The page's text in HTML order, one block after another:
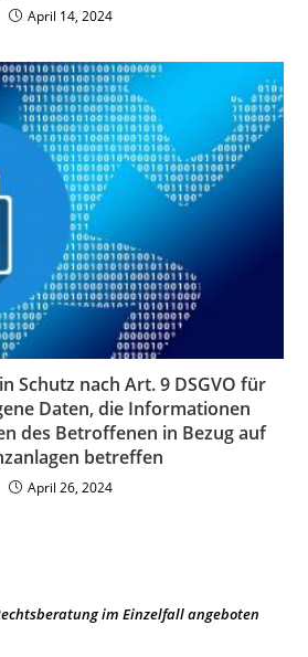
April 14, 2024
Schutz nach Art. 9 DSGVO für
Daten, die Informationen
des Betroffenen in Bezug auf
betreffen
April 26, 2024
im Einzelfall angeboten